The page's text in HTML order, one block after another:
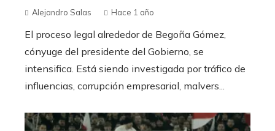
Alejandro Salas Hace 1 año
El proceso legal alrededor de Begoña Gómez,
cónyuge del presidente del Gobierno, se
intensifica. Está siendo investigada por tráfico de
influencias, corrupción empresarial, malvers...